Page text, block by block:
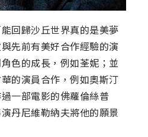
回歸沙丘世界真的是美夢
先前有美好合作經驗的演
色的成長，例如荃妮；並
的演員合作，例如奧斯汀
一部電影的佛蘿倫絲普
丹尼維勒納夫將他的願景